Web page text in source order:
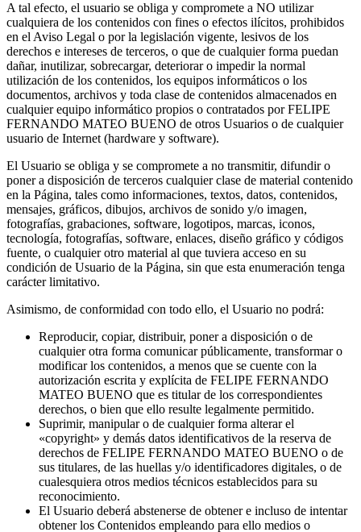
A tal efecto, el usuario se obliga y compromete a NO utilizar
cualquiera de los contenidos con fines o efectos ilícitos, prohibidos
en el Aviso Legal o por la legislación vigente, lesivos de los
derechos e intereses de terceros, o que de cualquier forma puedan
dañar, inutilizar, sobrecargar, deteriorar o impedir la normal
utilización de los contenidos, los equipos informáticos o los
documentos, archivos y toda clase de contenidos almacenados en
cualquier equipo informático propios o contratados por FELIPE
FERNANDO MATEO BUENO de otros Usuarios o de cualquier
usuario de Internet (hardware y software).
El Usuario se obliga y se compromete a no transmitir, difundir o
poner a disposición de terceros cualquier clase de material contenido
en la Página, tales como informaciones, textos, datos, contenidos,
mensajes, gráficos, dibujos, archivos de sonido y/o imagen,
fotografías, grabaciones, software, logotipos, marcas, iconos,
tecnología, fotografías, software, enlaces, diseño gráfico y códigos
fuente, o cualquier otro material al que tuviera acceso en su
condición de Usuario de la Página, sin que esta enumeración tenga
carácter limitativo.
Asimismo, de conformidad con todo ello, el Usuario no podrá:
Reproducir, copiar, distribuir, poner a disposición o de
cualquier otra forma comunicar públicamente, transformar o
modificar los contenidos, a menos que se cuente con la
autorización escrita y explícita de FELIPE FERNANDO
MATEO BUENO que es titular de los correspondientes
derechos, o bien que ello resulte legalmente permitido.
Suprimir, manipular o de cualquier forma alterar el
«copyright» y demás datos identificativos de la reserva de
derechos de FELIPE FERNANDO MATEO BUENO o de
sus titulares, de las huellas y/o identificadores digitales, o de
cualesquiera otros medios técnicos establecidos para su
reconocimiento.
El Usuario deberá abstenerse de obtener e incluso de intentar
obtener los Contenidos empleando para ello medios o